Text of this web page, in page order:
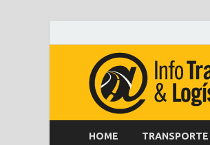
HOME TRANSPORTE